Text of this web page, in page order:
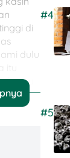
di
dulu
kamu
#4
#5